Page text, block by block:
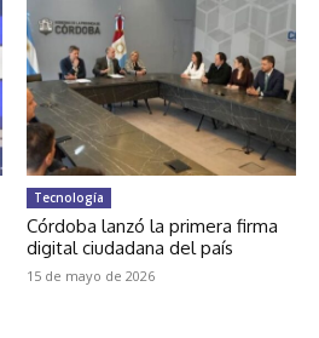
Tecnología
Córdoba lanzó la primera firma
digital ciudadana del país
15 de mayo de 2026